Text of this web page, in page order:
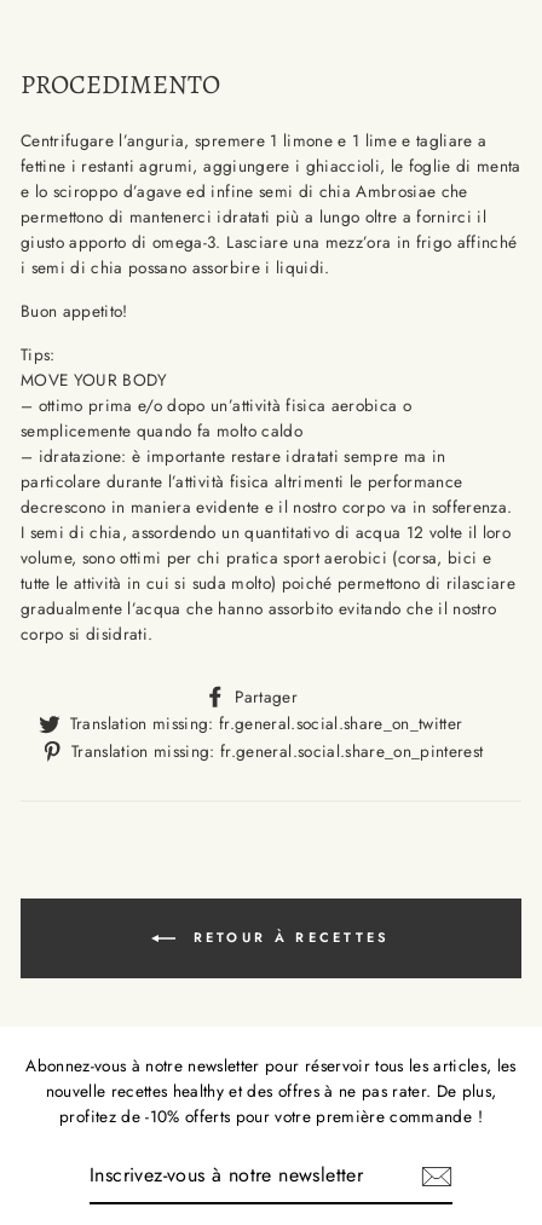
PROCEDIMENTO
Centrifugare l’anguria, spremere 1 limone e 1 lime e tagliare a
fettine i restanti agrumi, aggiungere i ghiaccioli, le foglie di menta
e lo sciroppo d’agave ed infine semi di chia Ambrosiae che
permettono di mantenerci idratati più a lungo oltre a fornirci il
giusto apporto di omega-3. Lasciare una mezz’ora in frigo affinché
i semi di chia possano assorbire i liquidi.
Buon appetito!
Tips:
MOVE YOUR BODY
– ottimo prima e/o dopo un’attività fisica aerobica o
semplicemente quando fa molto caldo
– idratazione: è importante restare idratati sempre ma in
particolare durante l’attività fisica altrimenti le performance
decrescono in maniera evidente e il nostro corpo va in sofferenza.
I semi di chia, assordendo un quantitativo di acqua 12 volte il loro
volume, sono ottimi per chi pratica sport aerobici (corsa, bici e
tutte le attività in cui si suda molto) poiché permettono di rilasciare
gradualmente l’acqua che hanno assorbito evitando che il nostro
corpo si disidrati.
Partager
missing:
Translation missing: fr.general.social.share_on_twitter
missing:
Translation missing: fr.general.social.share_on_pinterest
RETOUR À RECETTES
Abonnez-vous à notre newsletter pour réservoir tous les articles, les
nouvelle recettes healthy et des offres à ne pas rater. De plus,
profitez de -10% offerts pour votre première commande !